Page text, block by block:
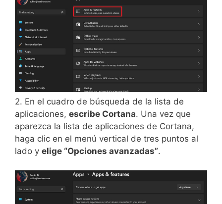
2. En el cuadro de búsqueda de la lista de
aplicaciones, escribe Cortana. Una vez que
aparezca la lista de aplicaciones de Cortana,
haga clic en el menú vertical de tres puntos al
lado y elige “Opciones avanzadas”.